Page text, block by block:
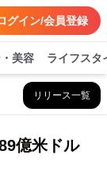
グイン/会員登録
美容 ライフスタ
リリース一覧
億米ドル